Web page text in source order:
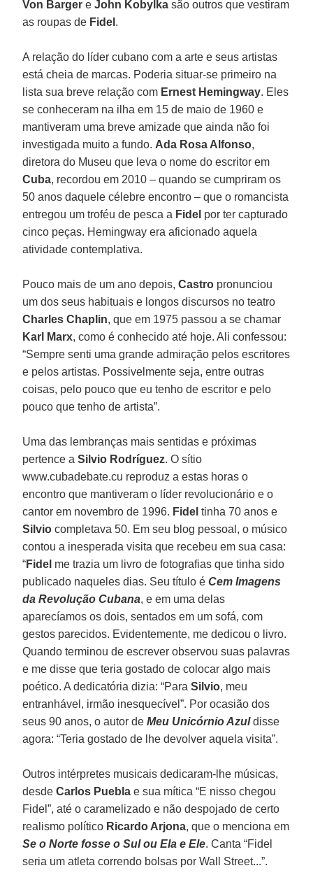
Von Barger eJohn Kobylka são outros que vestiram
as roupas de Fidel .
A relação do líder cubano com a arte e seus artistas
está cheia de marcas. Poderia situar-se primeiro na
lista sua breve relação com Ernest Hemingway. Eles
se conheceram na ilha em 15 de maio de 1960 e
mantiveram uma breve amizade que ainda não foi
investigada muito a fundo. Ada Rosa Alfonso,
diretora do Museu que leva o nome do escritor em
Cuba, recordou em 2010 – quando se cumpriram os
50 anos daquele célebre encontro – que o romancista
entregou um troféu de pesca a Fidel por ter capturado
cinco peças. Hemingway era aficionado aquela
atividade contemplativa.
Pouco mais de um ano depois,Castro pronunciou
um dos seus habituais e longos discursos no teatro
Charles Chaplin, que em 1975 passou a se chamar
Karl Marx, como é conhecido até hoje. Ali confessou:
“Sempre senti uma grande admiração pelos escritores
e pelos artistas. Possivelmente seja, entre outras
coisas, pelo pouco que eu tenho de escritor e pelo
pouco que tenho de artista”.
Uma das lembranças mais sentidas e próximas
pertence aSilvio Rodríguez. O sítio
www.cubadebate.cu reproduz a estas horas o
encontro que mantiveram o líder revolucionário e o
cantor em novembro de 1996. Fidel tinha 70 anos e
Silvio completava 50. Em seu blog pessoal, o músico
contou a inesperada visita que recebeu em sua casa:
“Fidel me trazia um livro de fotografias que tinha sido
publicado naqueles dias. Seu título éCem Imagens
da Revolução Cubana, e em uma delas
aparecíamos os dois, sentados em um sofá, com
gestos parecidos. Evidentemente, me dedicou o livro.
Quando terminou de escrever observou suas palavras
e me disse que teria gostado de colocar algo mais
poético. A dedicatória dizia: “ParaSilvio, meu
entranhável, irmão inesquecível”. Por ocasião dos
seus 90 anos, o autor deMeu Unicórnio Azuldisse
agora: “Teria gostado de lhe devolver aquela visita”.
Outros intérpretes musicais dedicaram-lhe músicas,
desdeCarlos Puebla e sua mítica “E nisso chegou
Fidel”, até o caramelizado e não despojado de certo
realismo político Ricardo Arjona, que o menciona em
Se o Norte fosse o Sul ou Ela e Ele. Canta “Fidel
seria um atleta correndo bolsas por Wall Street...”.